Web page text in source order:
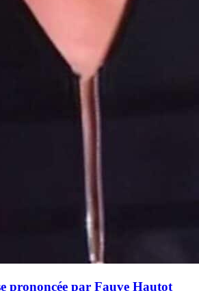
prononcée par Fauve Hautot